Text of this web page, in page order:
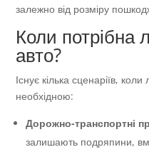
залежно від розміру
Коли потрібна
авто?
Існує кілька сценаріїв,
необхідною:
Дорожно-транспортні
залишають подряпини,